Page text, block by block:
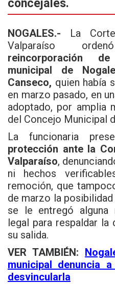
o
o
k
A
p
p
concejales.
NOGALES.- La
Valparaíso
reincorporación
municipal de
Canseco, quien había
en marzo pasado, en
adoptado, por amplia
del Concejo Municipal
La funcionaria
protección ante la
Valparaíso,
ni hechos
remoción, que
de marzo la
se le entregó alguna
legal para respaldar
su salida.
VER TAMBIÉN:
municipal denuncia
desvincularla